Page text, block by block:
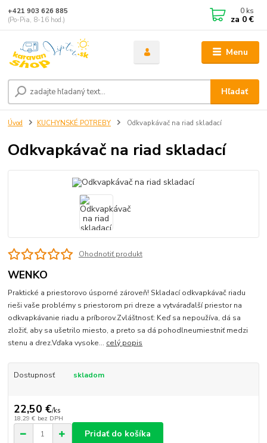
Menu
Hľadať
+421 903 626 885
(Po-Pia, 8-16 hod.)
0 ks
za 0 €
Úvod KUCHYNSKÉ POTREBY Odkvapkávač na riad skladací
Odkvapkávač na riad skladací
Ohodnotiť produkt
WENKO
Praktické a priestorovo úsporné zároveň! Skladací odkvapkávač riadu
rieši vaše problémy s priestorom pri dreze a vytváraďalší priestor na
odkvapkávanie riadu a príborov.Zvláštnosť: Keď sa nepoužíva, dá sa
zložiť, aby sa ušetrilo miesto, a preto sa dá pohodlneumiestniť medzi
stenu a drez.Vďaka vysoke... celý popis
Dostupnosť skladom
22,50 €/ks
18,29 € bez DPH
Pridať do košíka